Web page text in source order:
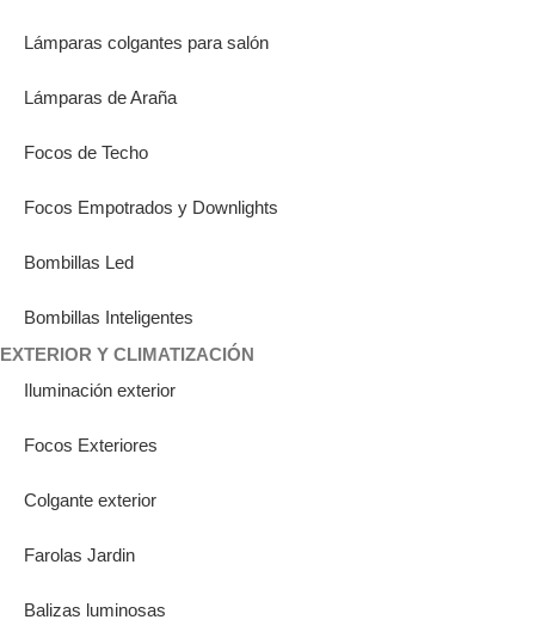
Lámparas colgantes para salón
Lámparas de Araña
Focos de Techo
Focos Empotrados y Downlights
Bombillas Led
Bombillas Inteligentes
EXTERIOR Y CLIMATIZACIÓN
Iluminación exterior
Focos Exteriores
Colgante exterior
Farolas Jardin
Balizas luminosas